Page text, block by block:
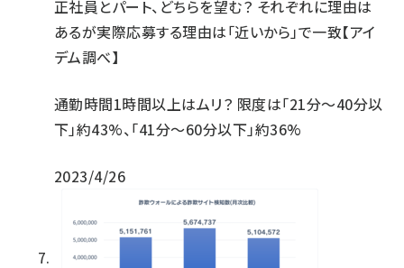
正社員とパート、どちらを望む？ それぞれに理由は
あるが実際応募する理由は「近いから」で一致【アイ
デム調べ】
通勤時間1時間以上はムリ？ 限度は「21分～40分以
下」約43%、「41分～60分以下」約36%
2023/4/26